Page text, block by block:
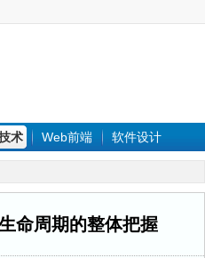
术 Web前端 软件设计
命周期的整体把握